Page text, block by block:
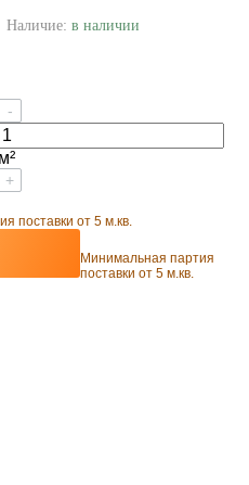
Наличие: в наличии
-
м²
+
поставки от 5 м.кв.
Минимальная партия
поставки от 5 м.кв.